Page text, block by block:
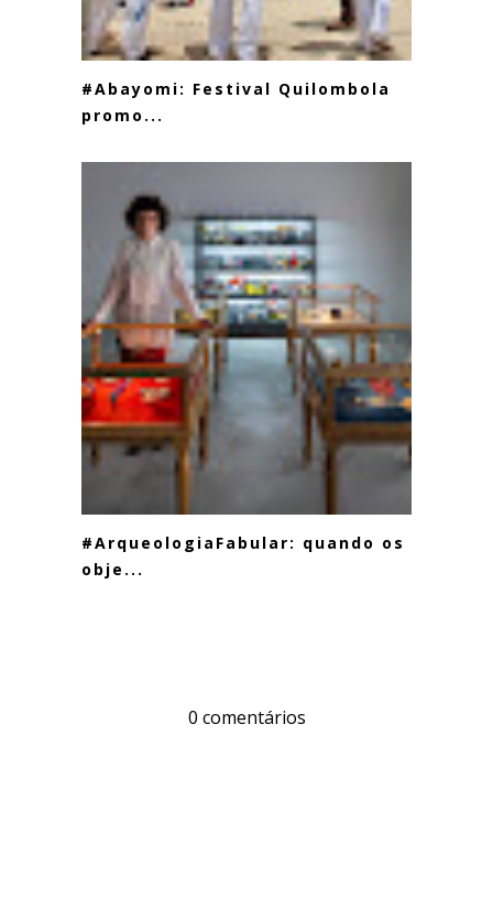
#Abayomi: Festival Quilombola
promo...
#ArqueologiaFabular: quando os
obje...
0 comentários